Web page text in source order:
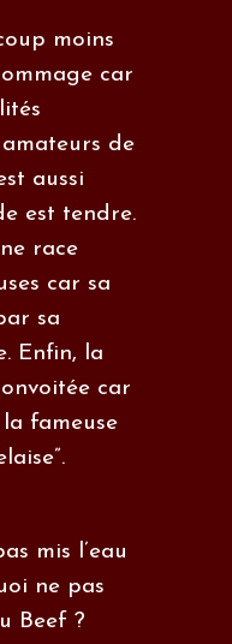
moins
car
de
aussi
est tendre.
race
car sa
sa
Enfin, la
car
fameuse
mis l’eau
ne pas
Beef ?